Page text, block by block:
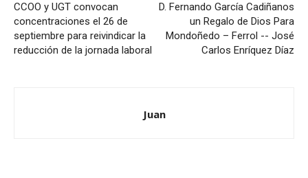
CCOO y UGT convocan
concentraciones el 26 de
septiembre para reivindicar la
reducción de la jornada laboral
D. Fernando García Cadiñanos
un Regalo de Dios Para
Mondoñedo – Ferrol -- José
Carlos Enríquez Díaz
Juan